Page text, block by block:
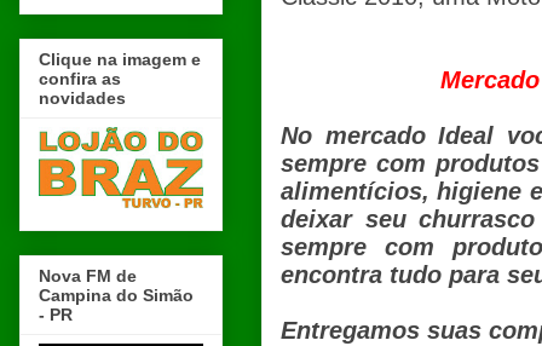
No mercado Ideal
sempre com
alimentícios, higiene
deixar seu
sempre com
encontra tudo para
Entregamos suas
Clique na imagem e
confira as
novidades
Nova FM de
Campina do Simão
- PR